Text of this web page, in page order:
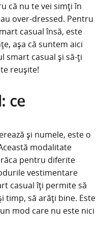
că nu te vei simți în
over-dressed. Pentru
casual însă, este
așa că suntem aici
smart casual și să-ți
reușite!
ce
și numele, este o
modalitate
pentru diferite
vestimentare
casual îți permite să
timp, să arăți bine. Este
mod care nu este nici